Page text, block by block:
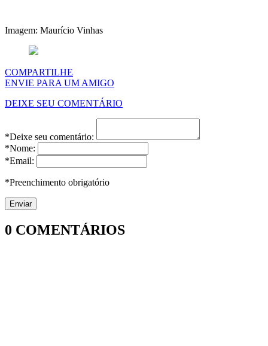
Imagem: Maurício Vinhas
COMPARTILHE
ENVIE PARA UM AMIGO
DEIXE SEU COMENTÁRIO
*Deixe seu comentário:
*Nome:
*Email:
*Preenchimento obrigatório
0 COMENTÁRIOS